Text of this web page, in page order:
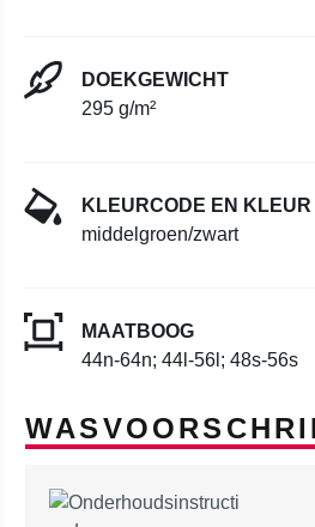
DOEKGEWICHT
295 g/m²
KLEURCODE EN KLEUR
middelgroen/zwart
MAATBOOG
44n-64n; 44l-56l; 48s-56s